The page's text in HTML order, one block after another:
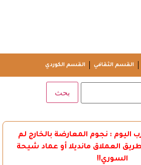
القسم الثقافي القسم الكوردي
اليوم : نجوم المعارضة بالخارج لم
العملاق مانديلا أو عماد شيحة
السوري!!